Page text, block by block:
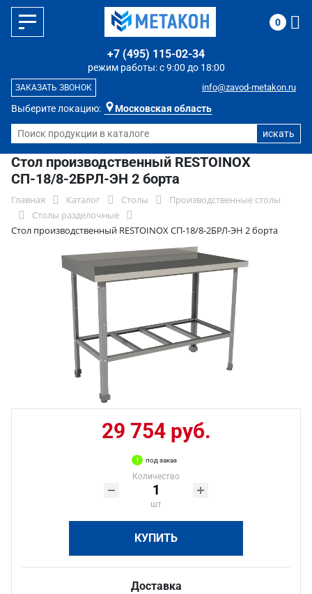
Выберите локацию: Московская область
режим работы: с 9:00 до 18:00
+7 (495) 115-02-34
info@zavod-metakon.ru
ЗАКАЗАТЬ ЗВОНОК
0
Стол производственный RESTOINOX
СП-18/8-2БРЛ-ЭН 2 борта
Главная Каталог Столы
Производственные столы
Столы разделочные
Стол производственный RESTOINOX СП-18/8-2БРЛ-ЭН 2 борта
29 754 руб.
под заказ
Количество
шт
КУПИТЬ
Доставка